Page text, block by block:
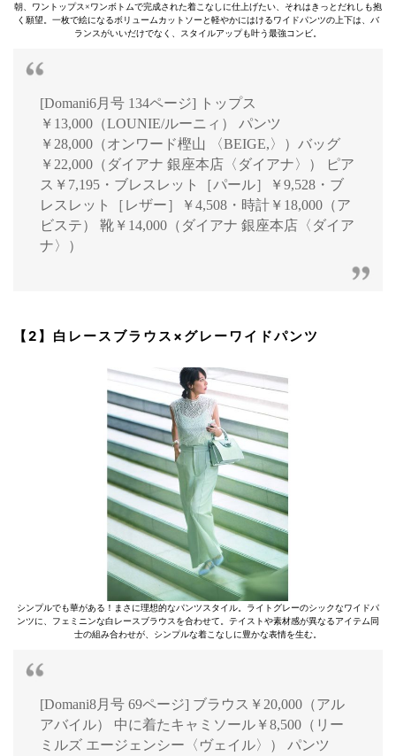
朝、ワントップス×ワンボトムで完成された着こなしに仕上げたい、それはきっとだれしも抱
く願望。一枚で絵になるボリュームカットソーと軽やかにはけるワイドパンツの上下は、バ
ランスがいいだけでなく、スタイルアップも叶う最強コンビ。
[Domani6月号 134ページ] トップス
￥13,000（LOUNIE/ルーニィ） パンツ
￥28,000（オンワード樫山 〈BEIGE,〉）バッグ
￥22,000（ダイアナ 銀座本店〈ダイアナ〉） ピア
ス￥7,195・ブレスレット［パール］￥9,528・ブ
レスレット［レザー］￥4,508・時計￥18,000（ア
ビステ） 靴￥14,000（ダイアナ 銀座本店〈ダイア
ナ〉）
【2】白レースブラウス×グレーワイドパンツ
シンプルでも華がある！まさに理想的なパンツスタイル。ライトグレーのシックなワイドパ
ンツに、フェミニンな白レースブラウスを合わせて。テイストや素材感が異なるアイテム同
士の組み合わせが、シンプルな着こなしに豊かな表情を生む。
[Domani8月号 69ページ] ブラウス￥20,000（アル
アバイル） 中に着たキャミソール￥8,500（リー
ミルズ エージェンシー〈ヴェイル〉） パンツ